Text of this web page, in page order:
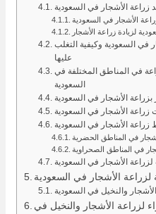
زراعة الأشجار في السعودية
في السعودية وكيفية التغلب
عليها
في المناطق المختلفة في
السعودية
الأشجار في السعودية
الأشجار في السعودية
لزراعة الأشجار في السعودية
الأشجار في السعودية
لزراعة الأشجار والنخيل في